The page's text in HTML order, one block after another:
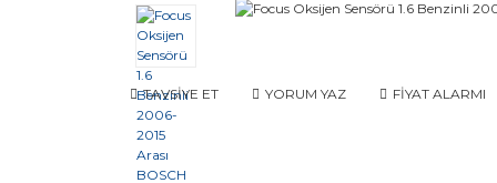
TAVSİYE ET YORUM YAZ FİYAT ALARMI